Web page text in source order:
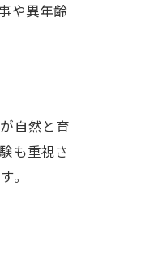
や異年齢
自然と育
も重視さ
。